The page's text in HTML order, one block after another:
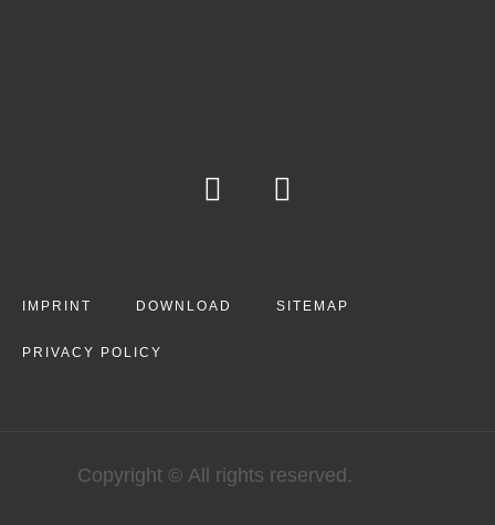
IMPRINT DOWNLOAD SITEMAP
PRIVACY POLICY
Copyright © All rights reserved.